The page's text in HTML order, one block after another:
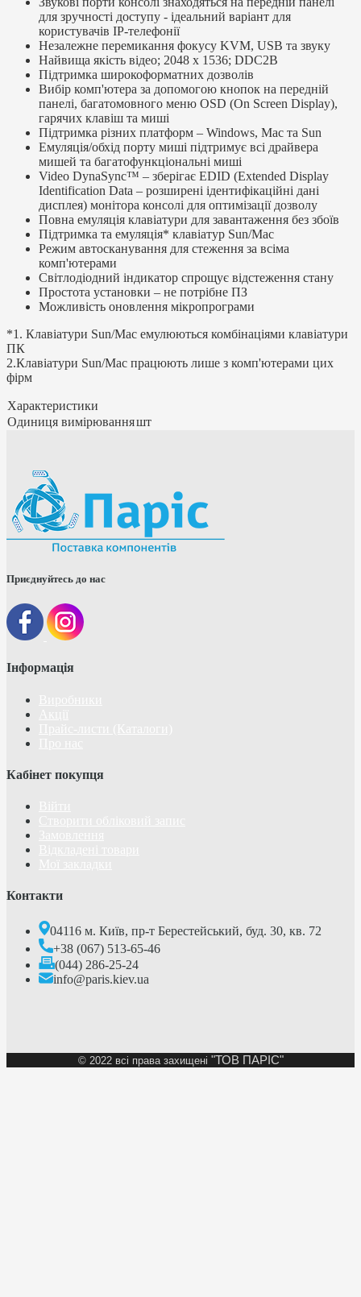
для зручності доступу - ідеальний варіант для
користувачів IP-телефонії
Незалежне перемикання фокусу KVM, USB та звуку
Найвища якість відео; 2048 х 1536; DDC2B
Підтримка широкоформатних дозволів
Вибір комп'ютера за допомогою кнопок на передній
панелі, багатомовного меню OSD (On Screen Display),
гарячих клавіш та миші
Підтримка різних платформ – Windows, Mac та Sun
Емуляція/обхід порту миші підтримує всі драйвера
мишей та багатофункціональні миші
Video DynaSync™ – зберігає EDID (Extended Display
Identification Data – розширені ідентифікаційні дані
дисплея) монітора консолі для оптимізації дозволу
Повна емуляція клавіатури для завантаження без збоїв
Підтримка та емуляція* клавіатур Sun/Mac
Режим автосканування для стеження за всіма
комп'ютерами
Світлодіодний індикатор спрощує відстеження стану
Простота установки – не потрібне ПЗ
Можливість оновлення мікропрограми
*1. Клавіатури Sun/Mac емулюються комбінаціями клавіатури
ПК
2.Клавіатури Sun/Mac працюють лише з комп'ютерами цих
фірм
Характеристики
Одиниця вимірюванняшт
Приєднуйтесь до нас
Інформація
Кабінет покупця
Контакти
04116 м. Київ, пр-т Берестейський, буд. 30, кв. 72
+38 (067) 513-65-46
(044) 286-25-24
info@paris.kiev.ua
© 2022 всі права захищені "ТОВ ПАРІС"